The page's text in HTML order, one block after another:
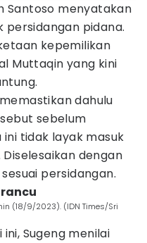
Santoso menyatakan
persidangan pidana.
kepemilikan
Muttaqin yang kini
dahulu
sebelum
tidak layak masuk
dengan
persidangan.
(18/9/2023). (IDN Times/Sri
Sugeng menilai